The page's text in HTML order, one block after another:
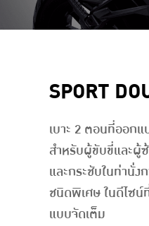
SPORT
เบาะ 2 ตอนที่ออก
สำหรับผู้ขับขี่และผู้
และกระชับในท่านั่
ชนิดพิเศษ ในดีไซ
แบบจัดเต็ม